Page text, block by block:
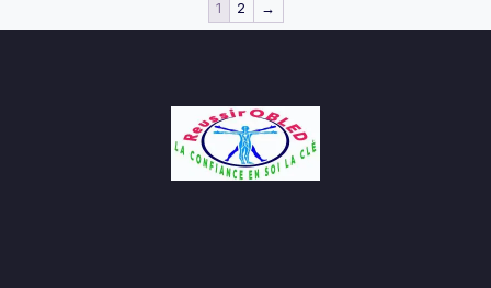
1 2 →